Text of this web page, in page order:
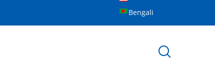
Bengali